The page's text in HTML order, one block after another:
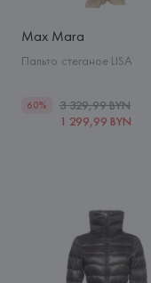
Max Mara
Пальто стеганое LISA
60%
3 329,99 BYN
1 299,99 BYN